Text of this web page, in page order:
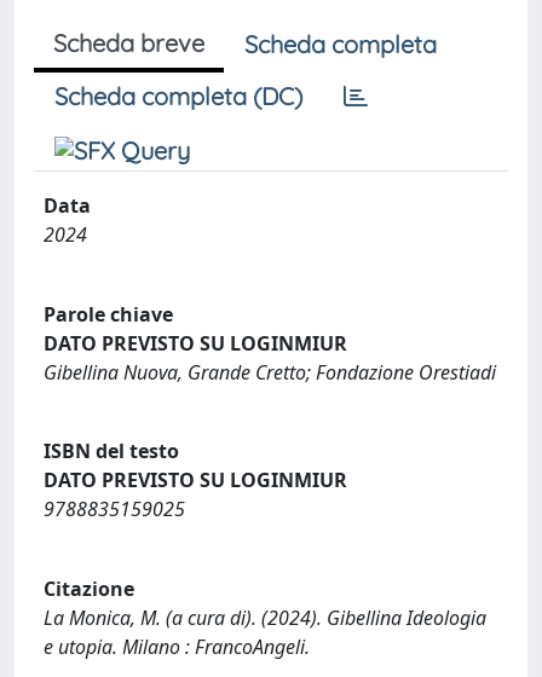
Scheda breve
Scheda completa
Scheda completa (DC)
Data
2024
Parole chiave
DATO PREVISTO SU LOGINMIUR
Gibellina Nuova, Grande Cretto; Fondazione Orestiadi
ISBN del testo
DATO PREVISTO SU LOGINMIUR
9788835159025
Citazione
La Monica, M. (a cura di). (2024). Gibellina Ideologia
e utopia. Milano : FrancoAngeli.